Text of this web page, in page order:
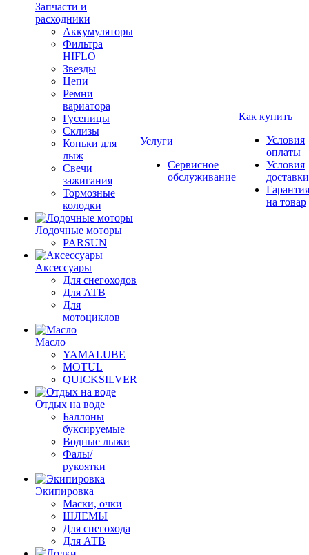
Запчасти и
расходники
Аккумуляторы
Фильтра
HIFLO
Звезды
Цепи
Ремни
вариатора
Гусеницы
Склизы
Коньки для
лыж
Свечи
зажигания
Тормозные
колодки
Лодочные моторы
PARSUN
Аксессуары
Для снегоходов
Для АТВ
Для
мотоциклов
Масло
YAMALUBE
MOTUL
QUICKSILVER
Отдых на воде
Баллоны
буксируемые
Водные лыжи
Фалы/
рукоятки
Экипировка
Маски, очки
ШЛЕМЫ
Для снегохода
Для АТВ
Услуги
Сервисное
обслуживание
Как купить
Условия
оплаты
Условия
доставки
Гарантия
на товар